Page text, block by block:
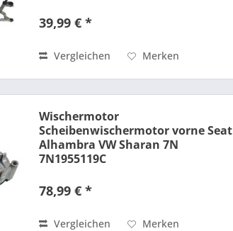
39,99 € *
Vergleichen Merken
Wischermotor
Scheibenwischermotor vorne Seat
Alhambra VW Sharan 7N
7N1955119C
78,99 € *
Vergleichen Merken